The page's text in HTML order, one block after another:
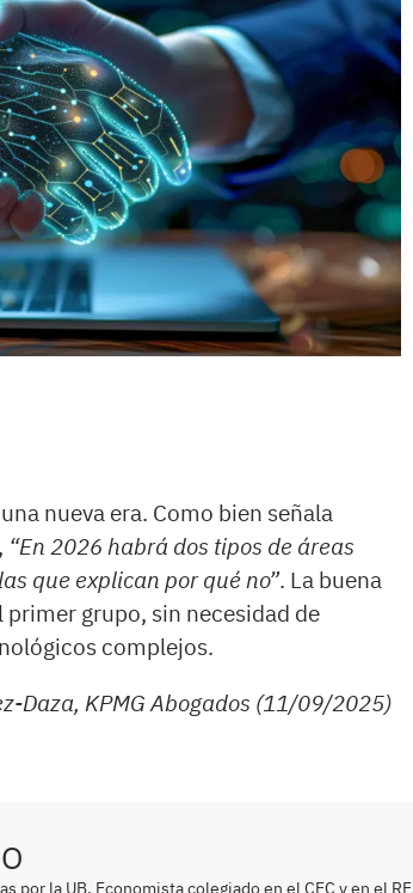
nueva era. Como bien señala
“En 2026 habrá dos tipos de áreas
que explican por qué no”. La buena
grupo, sin necesidad de
complejos.
Daza, KPMG Abogados (11/09/2025)
por la UB. Economista colegiado en el CEC y en el